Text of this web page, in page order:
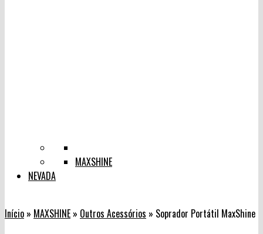
MAXSHINE
NEVADA
Início » MAXSHINE » Outros Acessórios » Soprador Portátil MaxShine